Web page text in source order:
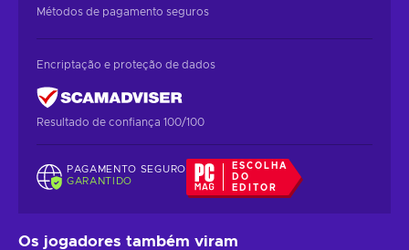
Métodos de pagamento seguros
Encriptação e proteção de dados
Resultado de confiança 100/100
PAGAMENTO SEGURO
GARANTIDO
ESCOLHA
DO
EDITOR
Os jogadores também viram